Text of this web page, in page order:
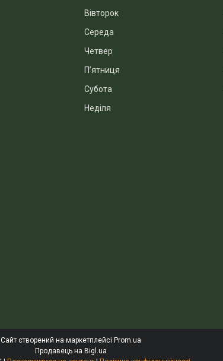
Вівторок
Середа
Четвер
Пʼятниця
Субота
Неділя
Сайт створений на маркетплейсі Prom.ua
Продавець на Bigl.ua